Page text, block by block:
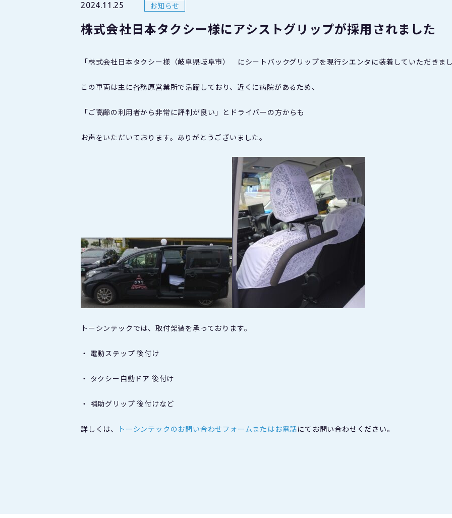
2024.11.25 お知らせ
株式会社日本タクシー様にアシストグリップが採用されました
「株式会社日本タクシー様（岐阜県岐阜市） にシートバックグリップを現行シエンタに装着していただきま
この車両は主に各務原営業所で活躍しており、近くに病院があるため、
「ご高齢の利用者から非常に評判が良い」とドライバーの方からも
お声をいただいております。ありがとうございました。
トーシンテックでは、取付架装を承っております。
・ 電動ステップ 後付け
・ タクシー自動ドア 後付け
・ 補助グリップ 後付けなど
詳しくは、 トーシンテックのお問い合わせフォームまたはお電話にてお問い合わせください。